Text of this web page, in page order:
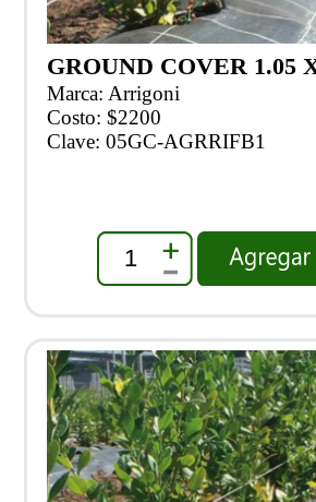
GROUND COVER 1.05
Marca: Arrigoni
Costo: $2200
Clave: 05GC-AGRRIFB1
1